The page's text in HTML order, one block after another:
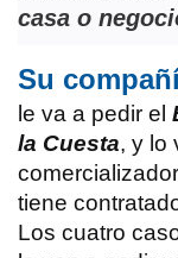
casa o
Su
le va a pedir el
la Cuesta, y lo
tiene
Los cuatro